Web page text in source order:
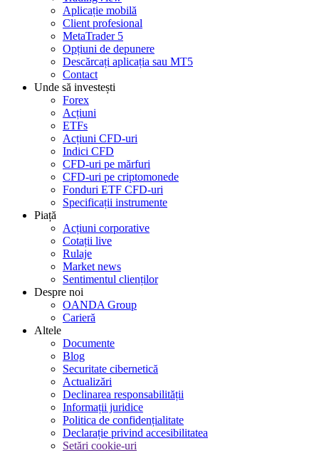
Aplicație mobilă
Client profesional
MetaTrader 5
Opțiuni de depunere
Descărcați aplicația sau MT5
Contact
Unde să investești
Forex
Acțiuni
ETFs
Acțiuni CFD-uri
Indici CFD
CFD-uri pe mărfuri
CFD-uri pe criptomonede
Fonduri ETF CFD-uri
Specificații instrumente
Piață
Acțiuni corporative
Cotații live
Rulaje
Market news
Sentimentul clienților
Despre noi
OANDA Group
Carieră
Altele
Documente
Blog
Securitate cibernetică
Actualizări
Declinarea responsabilității
Informații juridice
Politica de confidențialitate
Declarație privind accesibilitatea
Setări cookie-uri